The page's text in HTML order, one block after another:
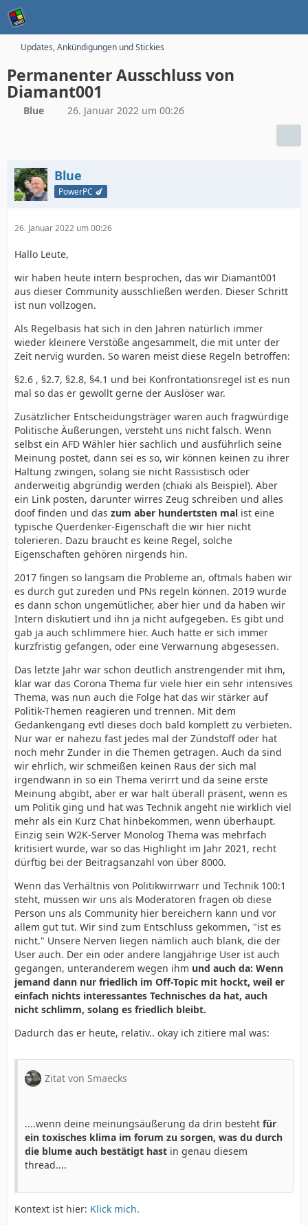
Updates, Ankündigungen und Stickies
Permanenter Ausschluss von
Diamant001
Blue 26. Januar 2022 um 00:26
Blue
PowerPC 🍆
26. Januar 2022 um 00:26
Hallo Leute,
wir haben heute intern besprochen, das wir Diamant001
aus dieser Community ausschließen werden. Dieser Schritt
ist nun vollzogen.
Als Regelbasis hat sich in den Jahren natürlich immer
wieder kleinere Verstöße angesammelt, die mit unter der
Zeit nervig wurden. So waren meist diese Regeln betroffen:
§2.6 , §2.7, §2.8, §4.1 und bei Konfrontationsregel ist es nun
mal so das er gewollt gerne der Auslöser war.
Zusätzlicher Entscheidungsträger waren auch fragwürdige
Politische Äußerungen, versteht uns nicht falsch. Wenn
selbst ein AFD Wähler hier sachlich und ausführlich seine
Meinung postet, dann sei es so, wir können keinen zu ihrer
Haltung zwingen, solang sie nicht Rassistisch oder
anderweitig abgründig werden (chiaki als Beispiel). Aber
ein Link posten, darunter wirres Zeug schreiben und alles
doof finden und das zum aber hundertsten mal ist eine
typische Querdenker-Eigenschaft die wir hier nicht
tolerieren. Dazu braucht es keine Regel, solche
Eigenschaften gehören nirgends hin.
2017 fingen so langsam die Probleme an, oftmals haben wir
es durch gut zureden und PNs regeln können. 2019 wurde
es dann schon ungemütlicher, aber hier und da haben wir
Intern diskutiert und ihn ja nicht aufgegeben. Es gibt und
gab ja auch schlimmere hier. Auch hatte er sich immer
kurzfristig gefangen, oder eine Verwarnung abgesessen.
Das letzte Jahr war schon deutlich anstrengender mit ihm,
klar war das Corona Thema für viele hier ein sehr intensives
Thema, was nun auch die Folge hat das wir stärker auf
Politik-Themen reagieren und trennen. Mit dem
Gedankengang evtl dieses doch bald komplett zu verbieten.
Nur war er nahezu fast jedes mal der Zündstoff oder hat
noch mehr Zunder in die Themen getragen. Auch da sind
wir ehrlich, wir schmeißen keinen Raus der sich mal
irgendwann in so ein Thema verirrt und da seine erste
Meinung abgibt, aber er war halt überall präsent, wenn es
um Politik ging und hat was Technik angeht nie wirklich viel
mehr als ein Kurz Chat hinbekommen, wenn überhaupt.
Einzig sein W2K-Server Monolog Thema was mehrfach
kritisiert wurde, war so das Highlight im Jahr 2021, recht
dürftig bei der Beitragsanzahl von über 8000.
Wenn das Verhältnis von Politikwirrwarr und Technik 100:1
steht, müssen wir uns als Moderatoren fragen ob diese
Person uns als Community hier bereichern kann und vor
allem gut tut. Wir sind zum Entschluss gekommen, "ist es
nicht." Unsere Nerven liegen nämlich auch blank, die der
User auch. Der ein oder andere langjährige User ist auch
gegangen, unteranderem wegen ihm und auch da: Wenn
jemand dann nur friedlich im Off-Topic mit hockt, weil er
einfach nichts interessantes Technisches da hat, auch
nicht schlimm, solang es friedlich bleibt.
Dadurch das er heute, relativ.. okay ich zitiere mal was:
Zitat von Smaecks
....wenn deine meinungsäußerung da drin besteht für
ein toxisches klima im forum zu sorgen, was du durch
die blume auch bestätigt hast in genau diesem
thread....
Kontext ist hier: Klick mich.